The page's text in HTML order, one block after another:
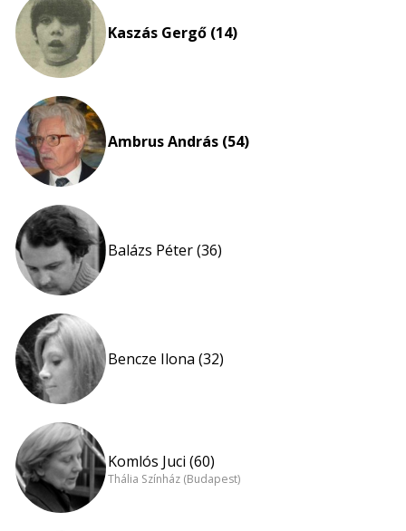
Kaszás Gergő (14)
Ambrus András (54)
Balázs Péter (36)
Bencze Ilona (32)
Komlós Juci (60)
Thália Színház (Budapest)